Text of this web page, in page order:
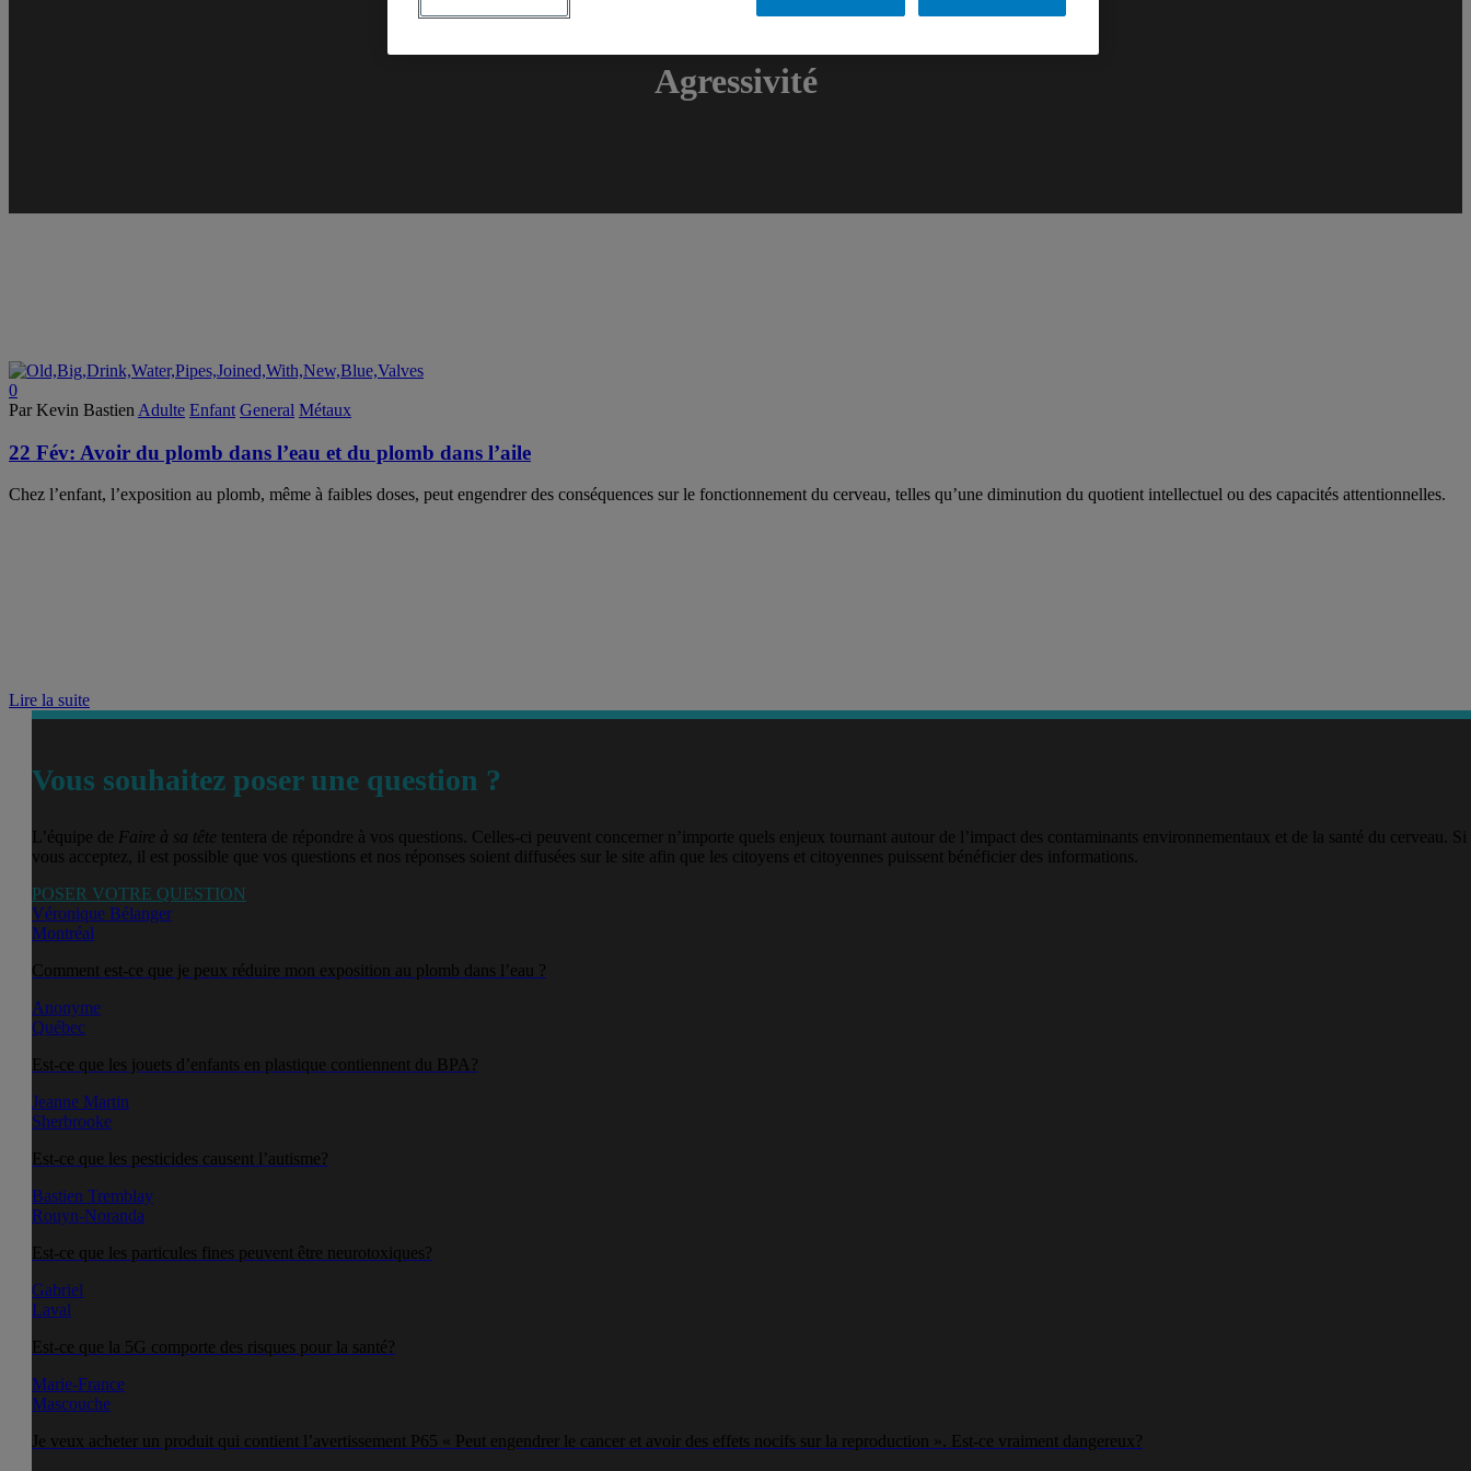
Agressivité
0
Par Kevin Bastien Adulte Enfant General Métaux
22 Fév: Avoir du plomb dans l’eau et du plomb dans l’aile
Chez l’enfant, l’exposition au plomb, même à faibles doses, peut engendrer des conséquences sur le fonctionnement du cerveau, telles qu’une diminution du quotient intellectuel ou des capacités attentionnelles.
Lire la suite
Vous souhaitez poser une question ?
L’équipe de Faire à sa tête tentera de répondre à vos questions. Celles-ci peuvent concerner n’importe quels enjeux tournant autour de l’impact des contaminants environnementaux et de la santé du cerveau. Si
vous acceptez, il est possible que vos questions et nos réponses soient diffusées sur le site afin que les citoyens et citoyennes puissent bénéficier des informations.
POSER VOTRE QUESTION
Véronique Bélanger
Montréal
Comment est-ce que je peux réduire mon exposition au plomb dans l’eau ?
Anonyme
Québec
Est-ce que les jouets d’enfants en plastique contiennent du BPA?
Jeanne Martin
Sherbrooke
Est-ce que les pesticides causent l’autisme?
Bastien Tremblay
Rouyn-Noranda
Est-ce que les particules fines peuvent être neurotoxiques?
Gabriel
Laval
Est-ce que la 5G comporte des risques pour la santé?
Marie-France
Mascouche
Je veux acheter un produit qui contient l’avertissement P65 « Peut engendrer le cancer et avoir des effets nocifs sur la reproduction ». Est-ce vraiment dangereux?